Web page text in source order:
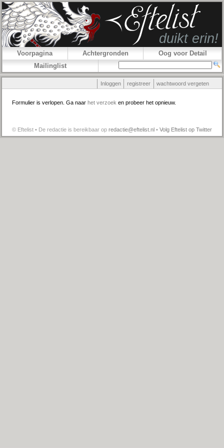
Voorpagina Achtergronden
Oog voor Detail
Mailinglist
Inloggen registreer wachtwoord vergeten
Formulier is verlopen. Ga naar het verzoek en probeer het opnieuw.
© Eftelist • De redactie is bereikbaar op redactie@eftelist.nl • Volg Eftelist op Twitter